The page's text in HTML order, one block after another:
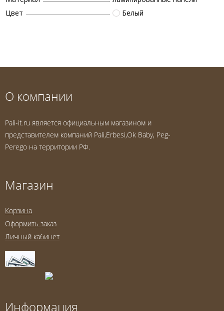
Цвет
Белый
О компании
Pali-it.ru является официальным магазином и
представителем компаний Pali,Erbesi,Ok Baby, Peg-
Perego на территории РФ.
Магазин
Корзина
Оформить заказ
Личный кабинет
Информация